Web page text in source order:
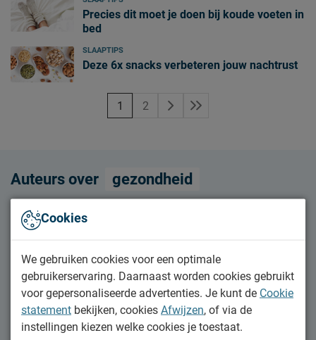
Precies dit moet je doen bij koude voeten in
bed
SLAAPTIPS
Deze 6x snacks verbeteren jouw nachtrust
1 2
Auteurs over gezondheid
Cookies
We gebruiken cookies voor een optimale
gebruikerservaring. Daarnaast worden cookies gebruikt
voor gepersonaliseerde advertenties. Je kunt de Cookie
statement bekijken, cookies Afwijzen, of via de
instellingen kiezen welke cookies je toestaat.